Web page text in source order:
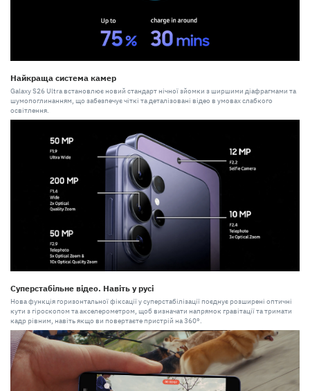
Найкраща система камер
Galaxy S26 Ultra встановлює новий стандарт нічної зйомки з ширшими діафрагмами та
шумопоглинанням, що забезпечує чіткі та деталізовані відео в умовах слабкого
освітлення.
Суперстабільне відео. Навіть у русі
Нова функція горизонтальної фіксації у суперстабілізації поєднує розширені оптичні
кути з гіроскопом та акселерометром, щоб визначати напрямок гравітації та тримати
кадр рівним, навіть якщо ви повертаєте пристрій на 360°.